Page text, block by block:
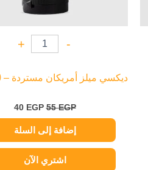
-
+
ديكسي ميلز أمريكان مستردة – 250 جرام
55EGP
40 EGP
إضافة إلى السلة
اشتري الآن